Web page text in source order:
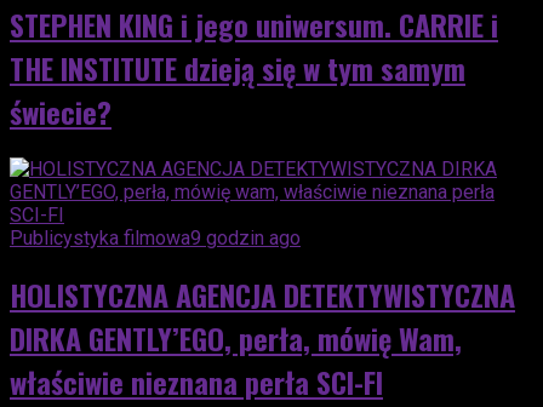
STEPHEN KING i jego uniwersum. CARRIE i
THE INSTITUTE dzieją się w tym samym
świecie?
Publicystyka filmowa9 godzin ago
HOLISTYCZNA AGENCJA DETEKTYWISTYCZNA
DIRKA GENTLY’EGO, perła, mówię Wam,
właściwie nieznana perła SCI-FI